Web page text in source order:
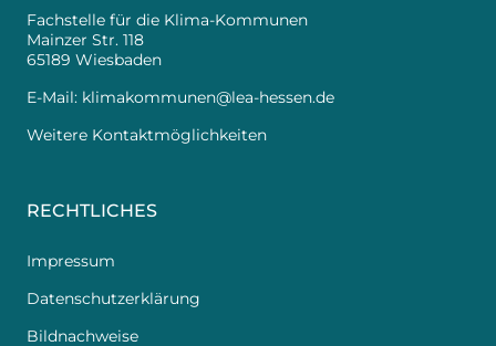
Fachstelle für die Klima-Kommunen
Mainzer Str. 118
65189 Wiesbaden
E-Mail: klimakommunen@lea-hessen.de
Weitere Kontaktmöglichkeiten
RECHTLICHES
Impressum
Datenschutzerklärung
Bildnachweise